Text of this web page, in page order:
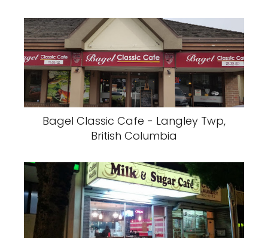
Bagel Classic Cafe - Langley Twp,
British Columbia